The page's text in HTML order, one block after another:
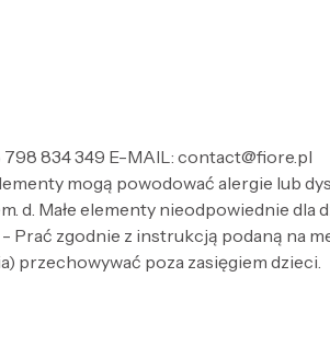
798 834 349 E-MAIL: contact@fiore.pl
mogą powodować alergie lub
Małe elementy nieodpowiednie dla
Prać zgodnie z instrukcją podaną na
przechowywać poza zasięgiem dzieci.